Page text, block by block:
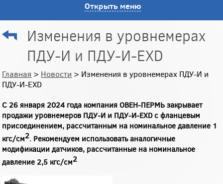
Открыть меню
Изменения в уровнемерах
ПДУ-И и ПДУ-И-EXD
Главная > Новости > Изменения в уровнемерах ПДУ-И и
ПДУ-И-EXD
С 26 января 2024 года компания ОВЕН-ПЕРМЬ закрывает
продажи уровнемеров ПДУ-И и ПДУ-И-EXD с фланцевым
присоединением, рассчитанным на номинальное давление 1
кгс/см2. Рекомендуем использовать аналогичные
модификации датчиков, рассчитанные на номинальное
давление 2,5 кгс/см2